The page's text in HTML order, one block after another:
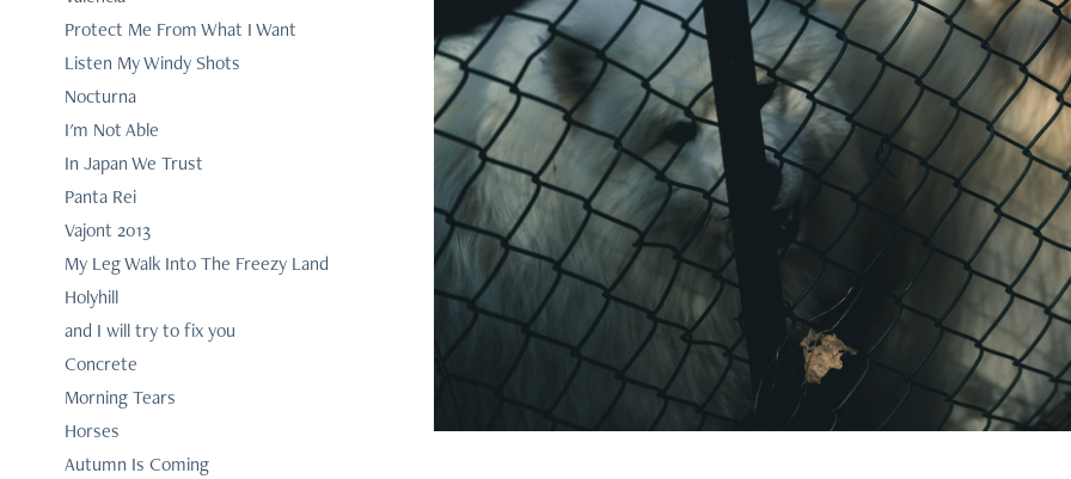
Protect Me From What I Want
Listen My Windy Shots
Nocturna
I'm Not Able
In Japan We Trust
Panta Rei
Vajont 2013
My Leg Walk Into The Freezy Land
Holyhill
and I will try to fix you
Concrete
Morning Tears
Horses
Autumn Is Coming